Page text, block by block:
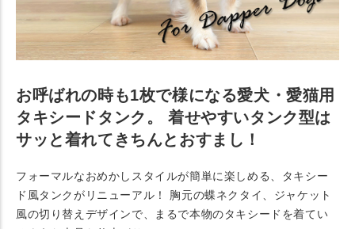
お呼ばれの時も1枚で様になる愛犬・愛猫用
タキシードタンク。 着せやすいタンク型は
サッと着れてきちんとおすまし！
フォーマルなおめかしスタイルが簡単に楽しめる、タキシー
ド風タンクがリニューアル！ 胸元の蝶ネクタイ、ジャケット
風の切り替えデザインで、まるで本物のタキシードを着てい